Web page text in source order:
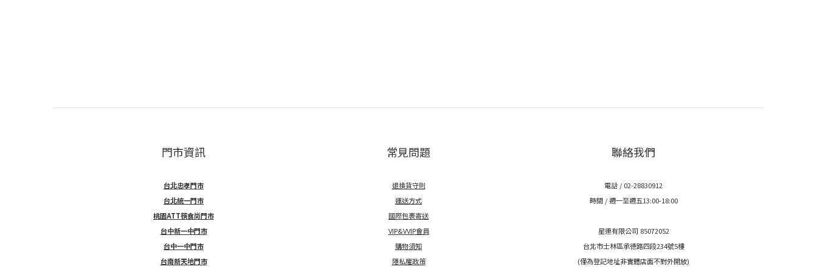
門市資訊
台北忠孝門市
台北統一門市
桃園ATT筷食尚門市
台中新一中門市
台中一中門市
台南新天地門市
常見問題
退換貨守則
運送方式
國際包裹寄送
VIP&VVIP會員
購物須知
隱私權政策
聯絡我們
電話 / 02-28830912
時間 / 週一至週五13:00-18:00
星連有限公司 85072052
台北市士林區承德路四段234號5樓
(僅為登記地址非實體店面不對外開放)